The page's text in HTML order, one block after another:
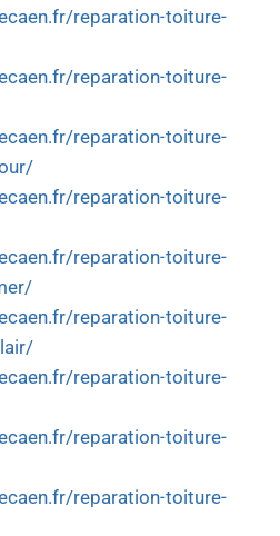
reparation-toiture-
reparation-toiture-
reparation-toiture-
reparation-toiture-
reparation-toiture-
reparation-toiture-
reparation-toiture-
reparation-toiture-
reparation-toiture-